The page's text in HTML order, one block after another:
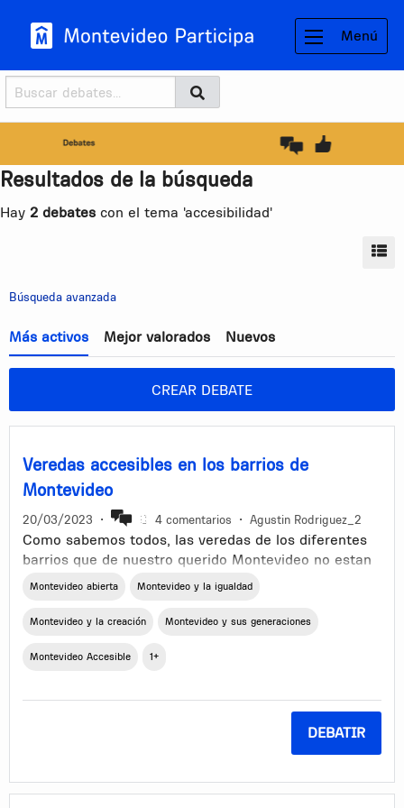
Menú
Buscador
Buscar BUSCAR
Resultados de la búsqueda
Hay 2 debates con el tema 'accesibilidad'
Búsqueda avanzada
Más activos Mejor valorados Nuevos
CREAR DEBATE
Veredas accesibles en los barrios de
Montevideo
20/03/2023 • 4 comentarios • Agustin Rodriguez_2
Como sabemos todos, las veredas de los diferentes
barrios que de nuestro querido Montevideo no estan
en buen estado, ya sea porque la raiz de un arbol la
algun arreglo de algun servicio, etc. Son muchos los
es que luego de dañada puede pasar mucho tiempo
reclamos necesarios.
discapacidades o con carritos de bebes no puedan
posibles accidentes a las personas y que no se
Montevideo abierta Montevideo y la igualdad
Montevideo y la creación Montevideo y sus generaciones
Montevideo Accesible 1+
DEBATIR